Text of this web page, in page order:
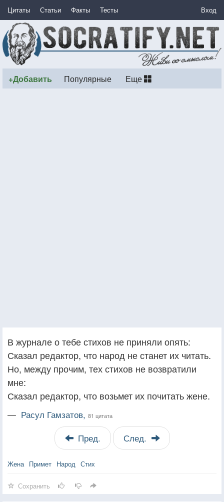
Цитаты Статьи Факты Тесты Вход
+Добавить Популярные Еще
В журнале о тебе стихов не приняли опять:
Сказал редактор, что народ не станет их читать.
Но, между прочим, тех стихов не возвратили
мне:
Сказал редактор, что возьмет их почитать жене.
— Расул Гамзатов, 81 цитата
Пред. След.
Жена Примет Народ Стих
Сохранить